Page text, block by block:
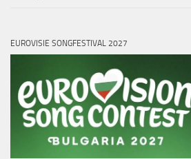
EUROVISIE SONGFESTIVAL 2027